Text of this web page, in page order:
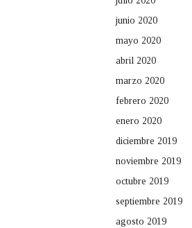
junio 2020
mayo 2020
abril 2020
marzo 2020
febrero 2020
enero 2020
diciembre 2019
noviembre 2019
octubre 2019
septiembre 2019
agosto 2019